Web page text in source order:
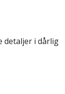
detaljer i dårlig